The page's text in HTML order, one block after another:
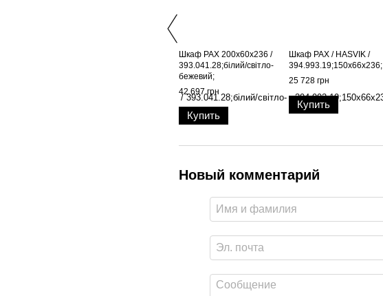
Шкаф PAX 200x60x236 /
393.041.28;білий/світло-
бежевий;
42 697 грн
Купить
Шкаф PAX / HASVIK /
394.993.19;150x66x236;
25 728 грн
Купить
Новый комментарий